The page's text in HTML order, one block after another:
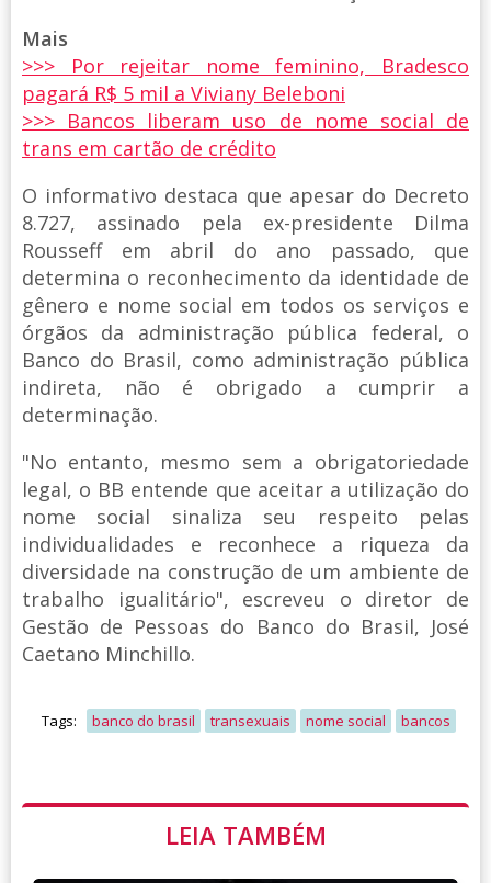
Mais
>>> Por rejeitar nome feminino, Bradesco
pagará R$ 5 mil a Viviany Beleboni
>>> Bancos liberam uso de nome social de
trans em cartão de crédito
O informativo destaca que apesar do Decreto
8.727, assinado pela ex-presidente Dilma
Rousseff em abril do ano passado, que
determina o reconhecimento da identidade de
gênero e nome social em todos os serviços e
órgãos da administração pública federal, o
Banco do Brasil, como administração pública
indireta, não é obrigado a cumprir a
determinação.
"No entanto, mesmo sem a obrigatoriedade
legal, o BB entende que aceitar a utilização do
nome social sinaliza seu respeito pelas
individualidades e reconhece a riqueza da
diversidade na construção de um ambiente de
trabalho igualitário", escreveu o diretor de
Gestão de Pessoas do Banco do Brasil, José
Caetano Minchillo.
Tags: banco do brasil transexuais nome social bancos
LEIA TAMBÉM